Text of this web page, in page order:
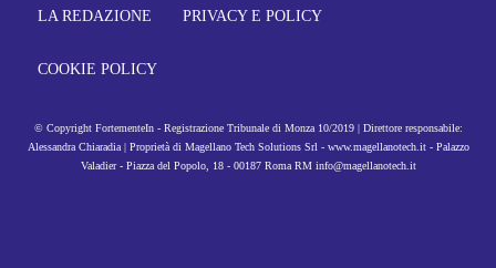
LA REDAZIONE PRIVACY E POLICY
COOKIE POLICY
© Copyright FortementeIn - Registrazione Tribunale di Monza 10/2019 | Direttore responsabile:
Alessandra Chiaradia | Proprietà di Magellano Tech Solutions Srl - www.magellanotech.it - Palazzo
Valadier - Piazza del Popolo, 18 - 00187 Roma RM info@magellanotech.it